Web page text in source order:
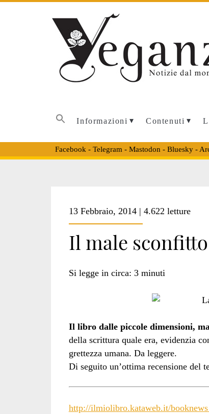
Informazioni Contenuti
Facebook - Telegram - Mastodon - Bluesky-
animali</span>
13 Febbraio, 2014 | 4.622 letture
Il male
Si legge in circa: 3 minuti
Il libro dalle piccole dimensioni,
della scrittura quale era, evidenzia
grettezza umana. Da leggere.
Di seguito un’ottima recensione del
http://ilmiolibro.kataweb.it/